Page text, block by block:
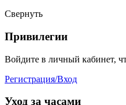
Свернуть
Привилегии
Войдите в личный кабинет,
Регистрация/Вход
Уход за часами